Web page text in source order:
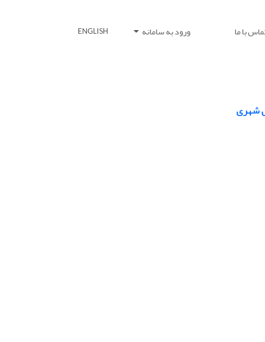
با ما ورود به سامانه ENGLISH
شهری